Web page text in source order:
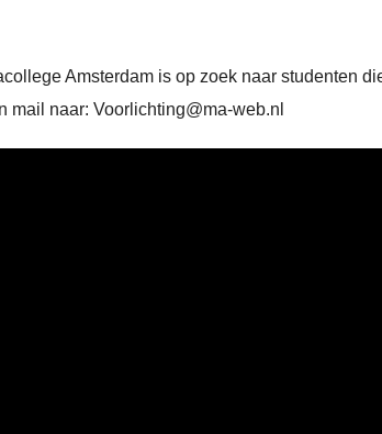
Amsterdam is op zoek naar studenten
naar: Voorlichting@ma-web.nl